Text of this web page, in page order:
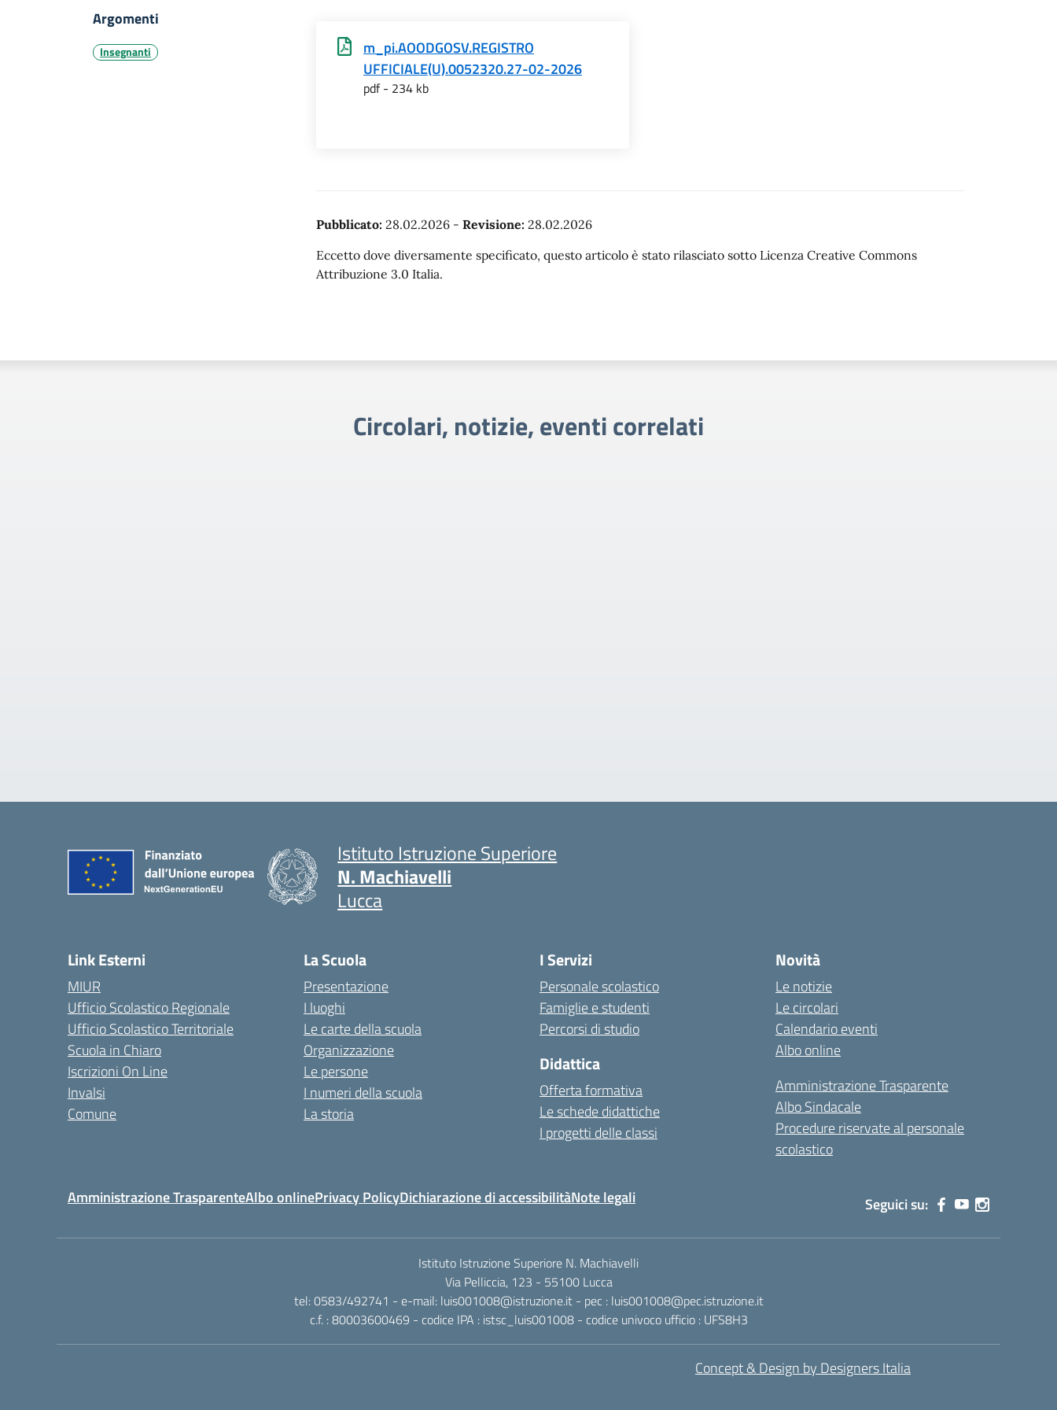
m_pi.AOODGOSV.REGISTRO
UFFICIALE(U).0052320.27-02-2026
pdf - 234 kb
Pubblicato: 28.02.2026 - Revisione: 28.02.2026
Eccetto dove diversamente specificato, questo articolo è stato rilasciato sotto Licenza Creative Commons
Attribuzione 3.0 Italia.
Argomenti
Insegnanti
Circolari, notizie, eventi correlati
Istituto Istruzione Superiore
N. Machiavelli
Lucca
Link Esterni
MIUR
Ufficio Scolastico Regionale
Ufficio Scolastico Territoriale
Scuola in Chiaro
Iscrizioni On Line
Invalsi
Comune
La Scuola
Presentazione
I luoghi
Le carte della scuola
Organizzazione
Le persone
I numeri della scuola
La storia
I Servizi
Personale scolastico
Famiglie e studenti
Percorsi di studio
Didattica
Offerta formativa
Le schede didattiche
I progetti delle classi
Novità
Le notizie
Le circolari
Calendario eventi
Albo online
Amministrazione Trasparente
Albo Sindacale
Procedure riservate al personale
scolastico
Amministrazione TrasparenteAlbo onlinePrivacy PolicyDichiarazione di accessibilitàNote legali Seguici su:
Istituto Istruzione Superiore N. Machiavelli
Via Pelliccia, 123 - 55100 Lucca
tel: 0583/492741 - e-mail: luis001008@istruzione.it - pec : luis001008@pec.istruzione.it
c.f. : 80003600469 - codice IPA : istsc_luis001008 - codice univoco ufficio : UFS8H3
Concept & Design by Designers Italia